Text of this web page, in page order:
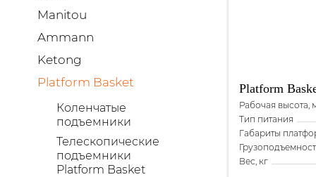
Manitou
Ammann
Ketong
Platform Basket
Коленчатые
подъемники
Телескопические
подъемники
Platform Basket
Platform
Рабочая высота,
Тип питания
Габариты
Вес, кг